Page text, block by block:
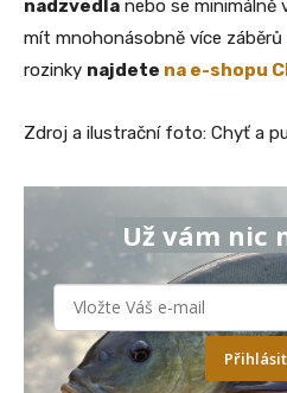
nadzvedla nebo se minimálně
mít mnohonásobně více záběrů
rozinky najdete na e-shopu
Zdroj a ilustrační foto: Chyť a
Už vám nic